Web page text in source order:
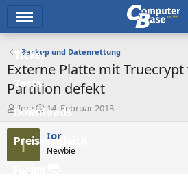
Ticker
Tests
Downloads
Preisvergleich
Forum
Backup und Datenrettung
Externe Platte mit
Partition defekt
E
r
s
t
Ior
E
r
s
e
14. Februar 2013
I Ior
Newbie